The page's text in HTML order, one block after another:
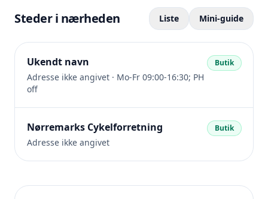
Steder i nærheden Liste Mini-guide
Ukendt navn
Adresse ikke angivet · Mo-Fr 09:00-16:30; PH
off
Butik
Nørremarks Cykelforretning
Adresse ikke angivet
Butik